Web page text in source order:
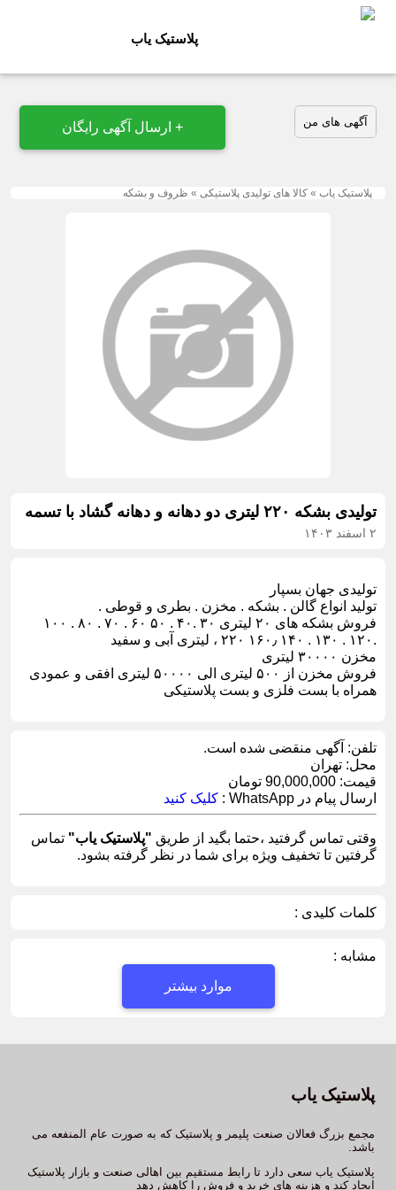
پلاستیک یاب
آگهی های من + ارسال آگهی رایگان
پلاستیک یاب » کالا های تولیدی پلاستیکی » ظروف و بشکه
تولیدی بشکه ۲۲۰ لیتری دو دهانه و دهانه گشاد با تسمه
۲ اسفند ۱۴۰۳
تولیدی جهان بسپار
تولید انواع گالن . بشکه . مخزن . بطری و قوطی .
فروش بشکه های ۲۰ لیتری ۳۰ .۴۰ . ۵۰ ۶۰ . ۷۰ . ۸۰ . ۱۰۰
.۱۲۰ . ۱۳۰ . ۱۴۰ ۱۶۰٫ ۲۲۰ ، لیتری آبی و سفید
مخزن ۳۰۰۰۰ لیتری
فروش مخزن از ۵۰۰ لیتری الی ۵۰۰۰۰ لیتری افقی و عمودی
همراه با بست فلزی و بست پلاستیکی
تلفن: آگهی منقضی شده است.
محل: تهران
قیمت: 90,000,000 تومان
ارسال پیام در WhatsApp :
کلیک کنید
وقتی تماس گرفتید ،حتما بگید از طریق "پلاستیک یاب" تماس
گرفتین تا تخفیف ویژه برای شما در نظر گرفته بشود.
کلمات کلیدی :
مشابه :
موارد بیشتر
پلاستیک یاب
مجمع بزرگ فعالان صنعت پلیمر و پلاستیک که به صورت عام المنفعه می
باشد.
پلاستیک یاب سعی دارد تا رابط مستقیم بین اهالی صنعت و بازار پلاستیک
ایجاد کند و هزینه های خرید و فروش را کاهش دهد